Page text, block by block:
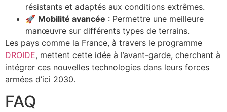
résistants et adaptés aux conditions extrêmes.
🚀 Mobilité avancée : Permettre une meilleure
manœuvre sur différents types de terrains.
Les pays comme la France, à travers le programme
DROIDE, mettent cette idée à l’avant-garde, cherchant à
intégrer ces nouvelles technologies dans leurs forces
armées d’ici 2030.
FAQ